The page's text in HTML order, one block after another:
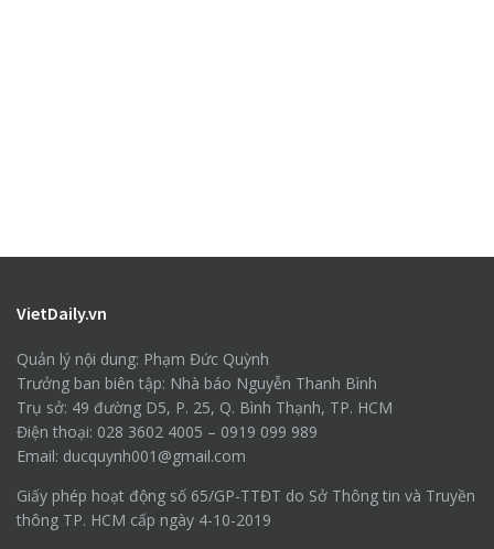
VietDaily.vn
Quản lý nội dung: Phạm Đức Quỳnh
Trưởng ban biên tập: Nhà báo Nguyễn Thanh Bình
Trụ sở: 49 đường D5, P. 25, Q. Bình Thạnh, TP. HCM
Điện thoại: 028 3602 4005 – 0919 099 989
Email: ducquynh001@gmail.com
Giấy phép hoạt động số 65/GP-TTĐT do Sở Thông tin và Truyền
thông TP. HCM cấp ngày 4-10-2019